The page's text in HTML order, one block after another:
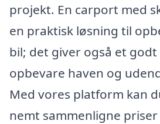
projekt. En carport med
en praktisk løsning til
bil; det giver også et
opbevare haven og
Med vores platform kan
nemt sammenligne